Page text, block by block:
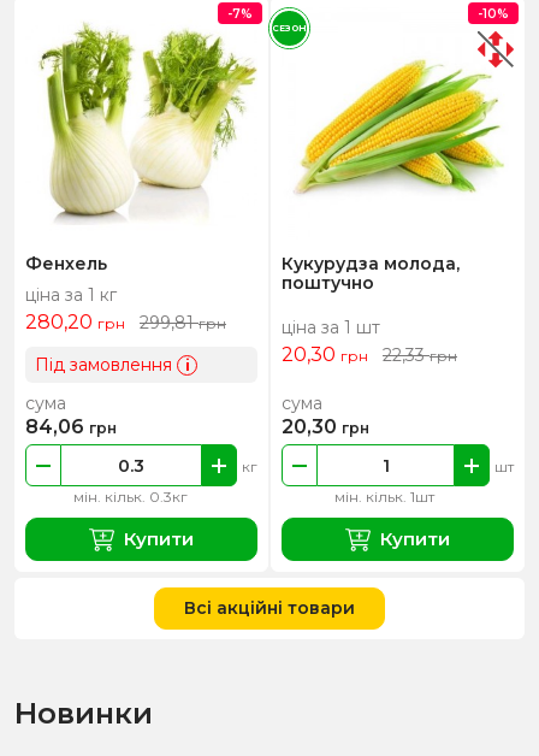
Фенхель
ціна за 1 кг
280,20 грн 299,81грн
Під замовлення i
мін. кільк. 0.3кг
кг
сума
84,06 грн
Купити
-7%
Кукурудза молода,
поштучно
ціна за 1 шт
20,30 грн 22,33грн
мін. кільк. 1шт
шт
сума
20,30 грн
Купити
-10%
СЕЗОН
Всі акційні товари
Новинки